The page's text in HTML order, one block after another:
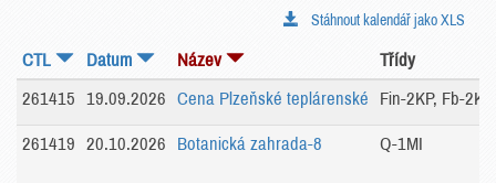
Stáhnout kalendář jako XLS
CTL Datum Název Třídy
261415 19.09.2026 Cena Plzeňské teplárenské Fin-2KP, Fb-
261419 20.10.2026 Botanická zahrada-8 Q-1MI